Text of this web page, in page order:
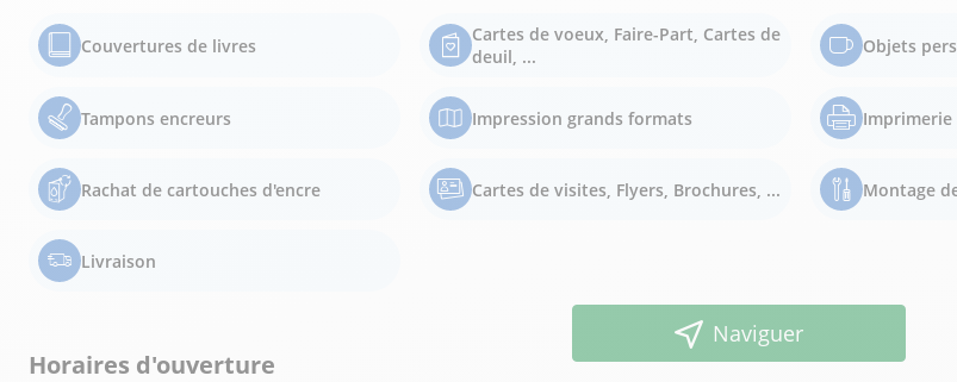
Couvertures de livres
Cartes de voeux, Faire-Part, Cartes de
deuil, ...
Objets
Tampons encreurs Impression grands formats Imprimerie
Rachat de cartouches d'encre Cartes de visites, Flyers, Brochures, ... Montage
Livraison
Horaires d'ouverture
Naviguer